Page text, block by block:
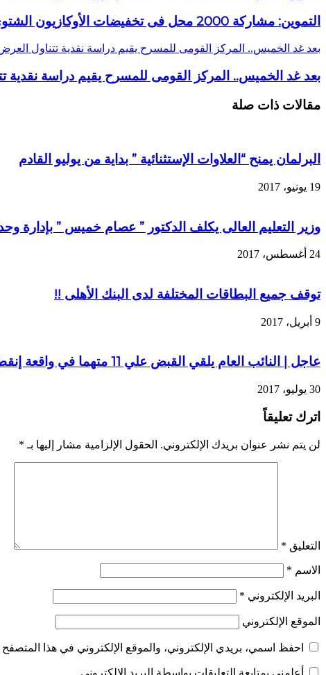
التموين: مشاركة 2000 محل فى تخفيضات الأوكازيون الشتوى 2023 حتى الآن
بعد غد الخميس.. المركز القومى للمسرح يقيم دراسة نقدية تتناول
بعد غد الخميس.. المركز القومى للمسرح يقيم دراسة
مقالات ذات صلة
البرلمان يمنح “العلاوات الإستثنائية ” بداية من يوليو القادم
19 يونيو، 2017
وزير التعليم العالى يكلف الدكتور ” عصام خميس ” بإدارة
24 أغسطس، 2017
توقف جميع البطاقات المختلفة لدى البنك الأهلى !!
9 أبريل، 2017
عاجل | النائب العام يلقي القبض علي 11 متهما في واقعة إنقطاع كهرباء المطار
30 يوليو، 2017
اترك تعليقاً
لن يتم نشر عنوان بريدك الإلكتروني. الحقول الإلزامية مشار إليها بـ *
التعليق *
الاسم *
البريد الإلكتروني *
الموقع الإلكتروني
احفظ اسمي، بريدي الإلكتروني، والموقع الإلكتروني في هذا
أعلمني بمتابعة التعليقات بواسطة البريد الإلكتروني.